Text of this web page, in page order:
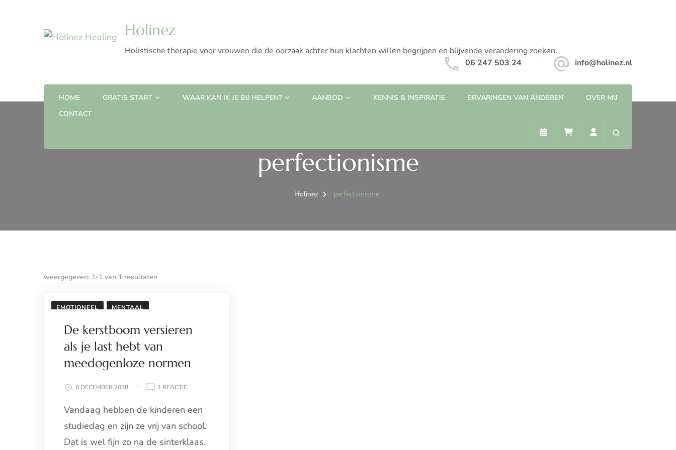
Holinez
Holistische therapie voor vrouwen die de oorzaak achter hun klachten willen begrijpen en blijvende verandering zoeken.
06 247 503 24
info@holinez.nl
HOME GRATIS START WAAR KAN IK JE BIJ HELPEN? AANBOD KENNIS & INSPIRATIE ERVARINGEN VAN ANDEREN
OVER MIJ
CONTACT
perfectionisme
Holinez perfectionisme
weergegeven: 1-1 van 1 resultaten
EMOTIONEEL MENTAAL
De kerstboom versieren
als je last hebt van
meedogenloze normen
6 DECEMBER 2018 1 REACTIEOP
KERSTBOOM
ALS
JE
Vandaag hebben de kinderen een
studiedag en zijn ze vrij van school.
Dat is wel fijn zo na de sinterklaas.